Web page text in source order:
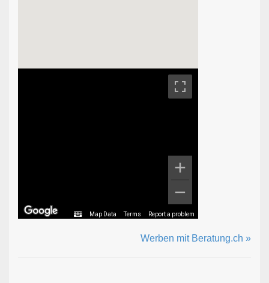
Map Data Terms Report a problem
Werben mit Beratung.ch »